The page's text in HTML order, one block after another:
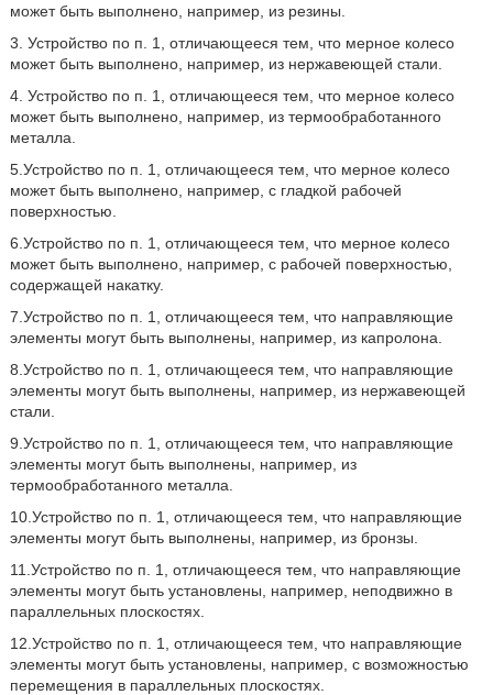
может быть выполнено, например, из резины.
3. Устройство по п. 1, отличающееся тем, что мерное колесо
может быть выполнено, например, из нержавеющей стали.
4. Устройство по п. 1, отличающееся тем, что мерное колесо
может быть выполнено, например, из термообработанного
металла.
5.Устройство по п. 1, отличающееся тем, что мерное колесо
может быть выполнено, например, с гладкой рабочей
поверхностью.
6.Устройство по п. 1, отличающееся тем, что мерное колесо
может быть выполнено, например, с рабочей поверхностью,
содержащей накатку.
7.Устройство по п. 1, отличающееся тем, что направляющие
элементы могут быть выполнены, например, из капролона.
8.Устройство по п. 1, отличающееся тем, что направляющие
элементы могут быть выполнены, например, из нержавеющей
стали.
9.Устройство по п. 1, отличающееся тем, что направляющие
элементы могут быть выполнены, например, из
термообработанного металла.
10.Устройство по п. 1, отличающееся тем, что направляющие
элементы могут быть выполнены, например, из бронзы.
11.Устройство по п. 1, отличающееся тем, что направляющие
элементы могут быть установлены, например, неподвижно в
параллельных плоскостях.
12.Устройство по п. 1, отличающееся тем, что направляющие
элементы могут быть установлены, например, с возможностью
перемещения в параллельных плоскостях.